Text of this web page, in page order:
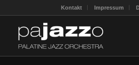
Kontakt Impressum